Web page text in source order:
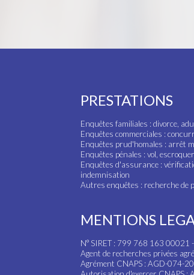
PRESTATIONS
Enquêtes familiales : divorce,
Enquêtes commerciales :
Enquêtes prud'homales : arrêt
Enquêtes pénales : vol,
Enquêtes d'assurance :
indemnisation
Autres enquêtes : recherche de
MENTIONS
N° SIRET : 799 768 163 00021
Agent de recherches privées
Agrément CNAPS : AGD-074-